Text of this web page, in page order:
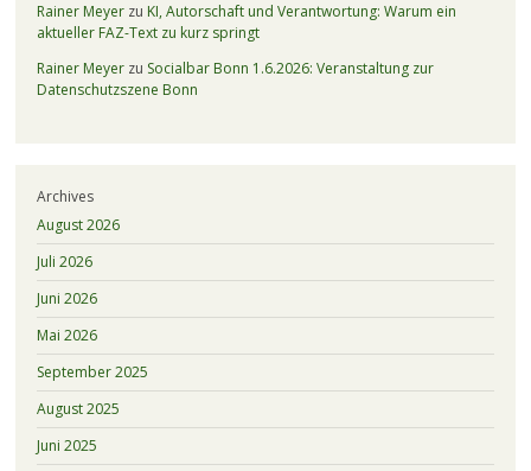
Rainer Meyerzu KI, Autorschaft und Verantwortung: Warum ein
aktueller FAZ-Text zu kurz springt
Rainer Meyerzu Socialbar Bonn 1.6.2026: Veranstaltung zur
Datenschutzszene Bonn
Archives
August 2026
Juli 2026
Juni 2026
Mai 2026
September 2025
August 2025
Juni 2025